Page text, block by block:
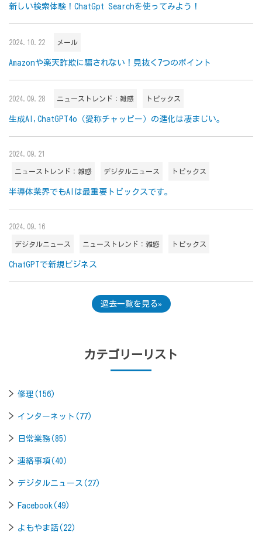
新しい検索体験！ChatGpt Searchを使ってみよう！
2024.10.22 メール
Amazonや楽天詐欺に騙されない！見抜く7つのポイント
2024.09.28 ニューストレンド：雑感 トピックス
生成AI,ChatGPT4o（愛称チャッピー）の進化は凄まじい。
2024.09.21
ニューストレンド：雑感 デジタルニュース トピックス
半導体業界でもAIは最重要トピックスです。
2024.09.16
デジタルニュース ニューストレンド：雑感 トピックス
ChatGPTで新規ビジネス
過去一覧を見る
カテゴリーリスト
修理(156)
インターネット(77)
日常業務(85)
連絡事項(40)
デジタルニュース(27)
Facebook(49)
よもやま話(22)